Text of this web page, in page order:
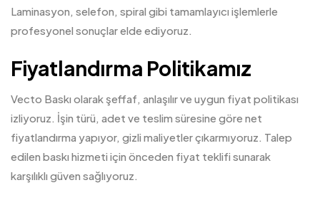
Laminasyon, selefon, spiral gibi tamamlayıcı işlemlerle
profesyonel sonuçlar elde ediyoruz.
Fiyatlandırma Politikamız
Vecto Baskı olarak şeffaf, anlaşılır ve uygun fiyat politikası
izliyoruz. İşin türü, adet ve teslim süresine göre net
fiyatlandırma yapıyor, gizli maliyetler çıkarmıyoruz. Talep
edilen baskı hizmeti için önceden fiyat teklifi sunarak
karşılıklı güven sağlıyoruz.